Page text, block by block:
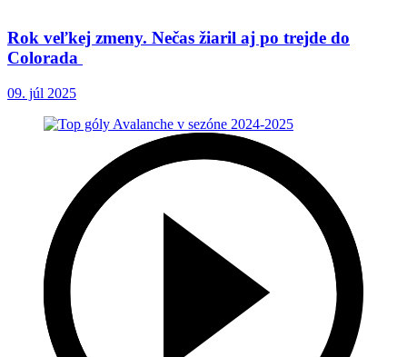
Rok veľkej zmeny. Nečas žiaril aj po trejde do
Colorada
09. júl 2025